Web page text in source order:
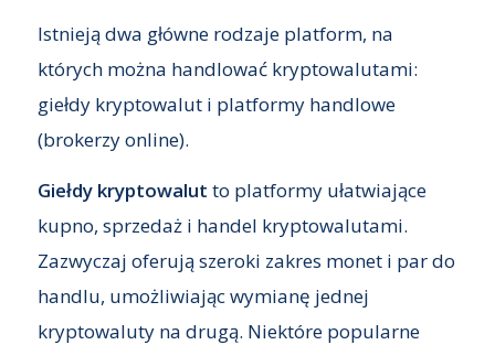
Istnieją dwa główne rodzaje platform, na
których można handlować kryptowalutami:
giełdy kryptowalut i platformy handlowe
(brokerzy online).
Giełdy kryptowalut to platformy ułatwiające
kupno, sprzedaż i handel kryptowalutami.
Zazwyczaj oferują szeroki zakres monet i par do
handlu, umożliwiając wymianę jednej
kryptowaluty na drugą. Niektóre popularne